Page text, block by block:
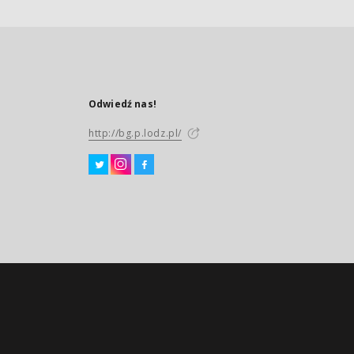
Odwiedź nas!
http://bg.p.lodz.pl/